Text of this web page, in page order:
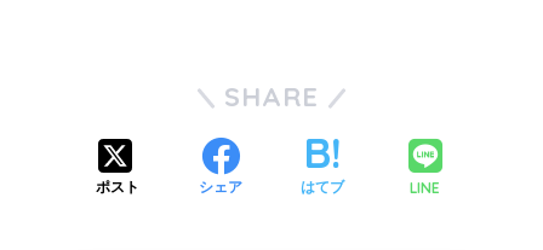
SHARE
ポスト シェア はてブ LINE